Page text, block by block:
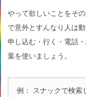
やって欲しいことをそ
で意外とすんなり人は
申し込む・行く・電話
葉を使いましょう。
例： スナックで検索